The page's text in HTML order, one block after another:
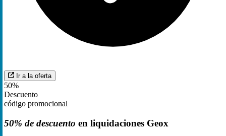
Ir a la oferta
50%
Descuento
código promocional
50% de descuento en liquidaciones Geox